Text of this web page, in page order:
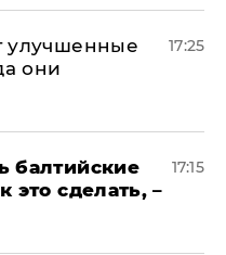
улучшенные
они
17:25
балтийские
это сделать, –
17:15